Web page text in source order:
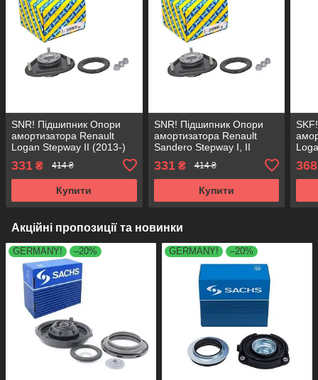
SNR! Підшипник Опори
амортизатора Renault
Logan Stepway II (2013-)
Передній. MB1504 ,
801001 , M255.04 ,
331 ₴ 414 ₴
Купити
SNR! Підшипник Опори
амортизатора Renault
Sandero Stepway I, II
Степвей I, II. Передній.
MB1504 , 801001 ,
331₴ 414 ₴
Купити
368
Акційні пропозиції та новинки
GERMANY! –20% GERMANY! –20%